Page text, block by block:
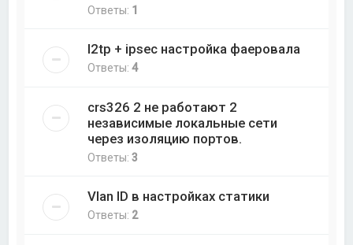
Ответы: 1
l2tp + ipsec настройка фаеровала
Ответы:4
crs326 2 не работают 2
независимые локальные сети
через изоляцию портов.
Ответы:3
Vlan ID в настройках статики
Ответы: 2